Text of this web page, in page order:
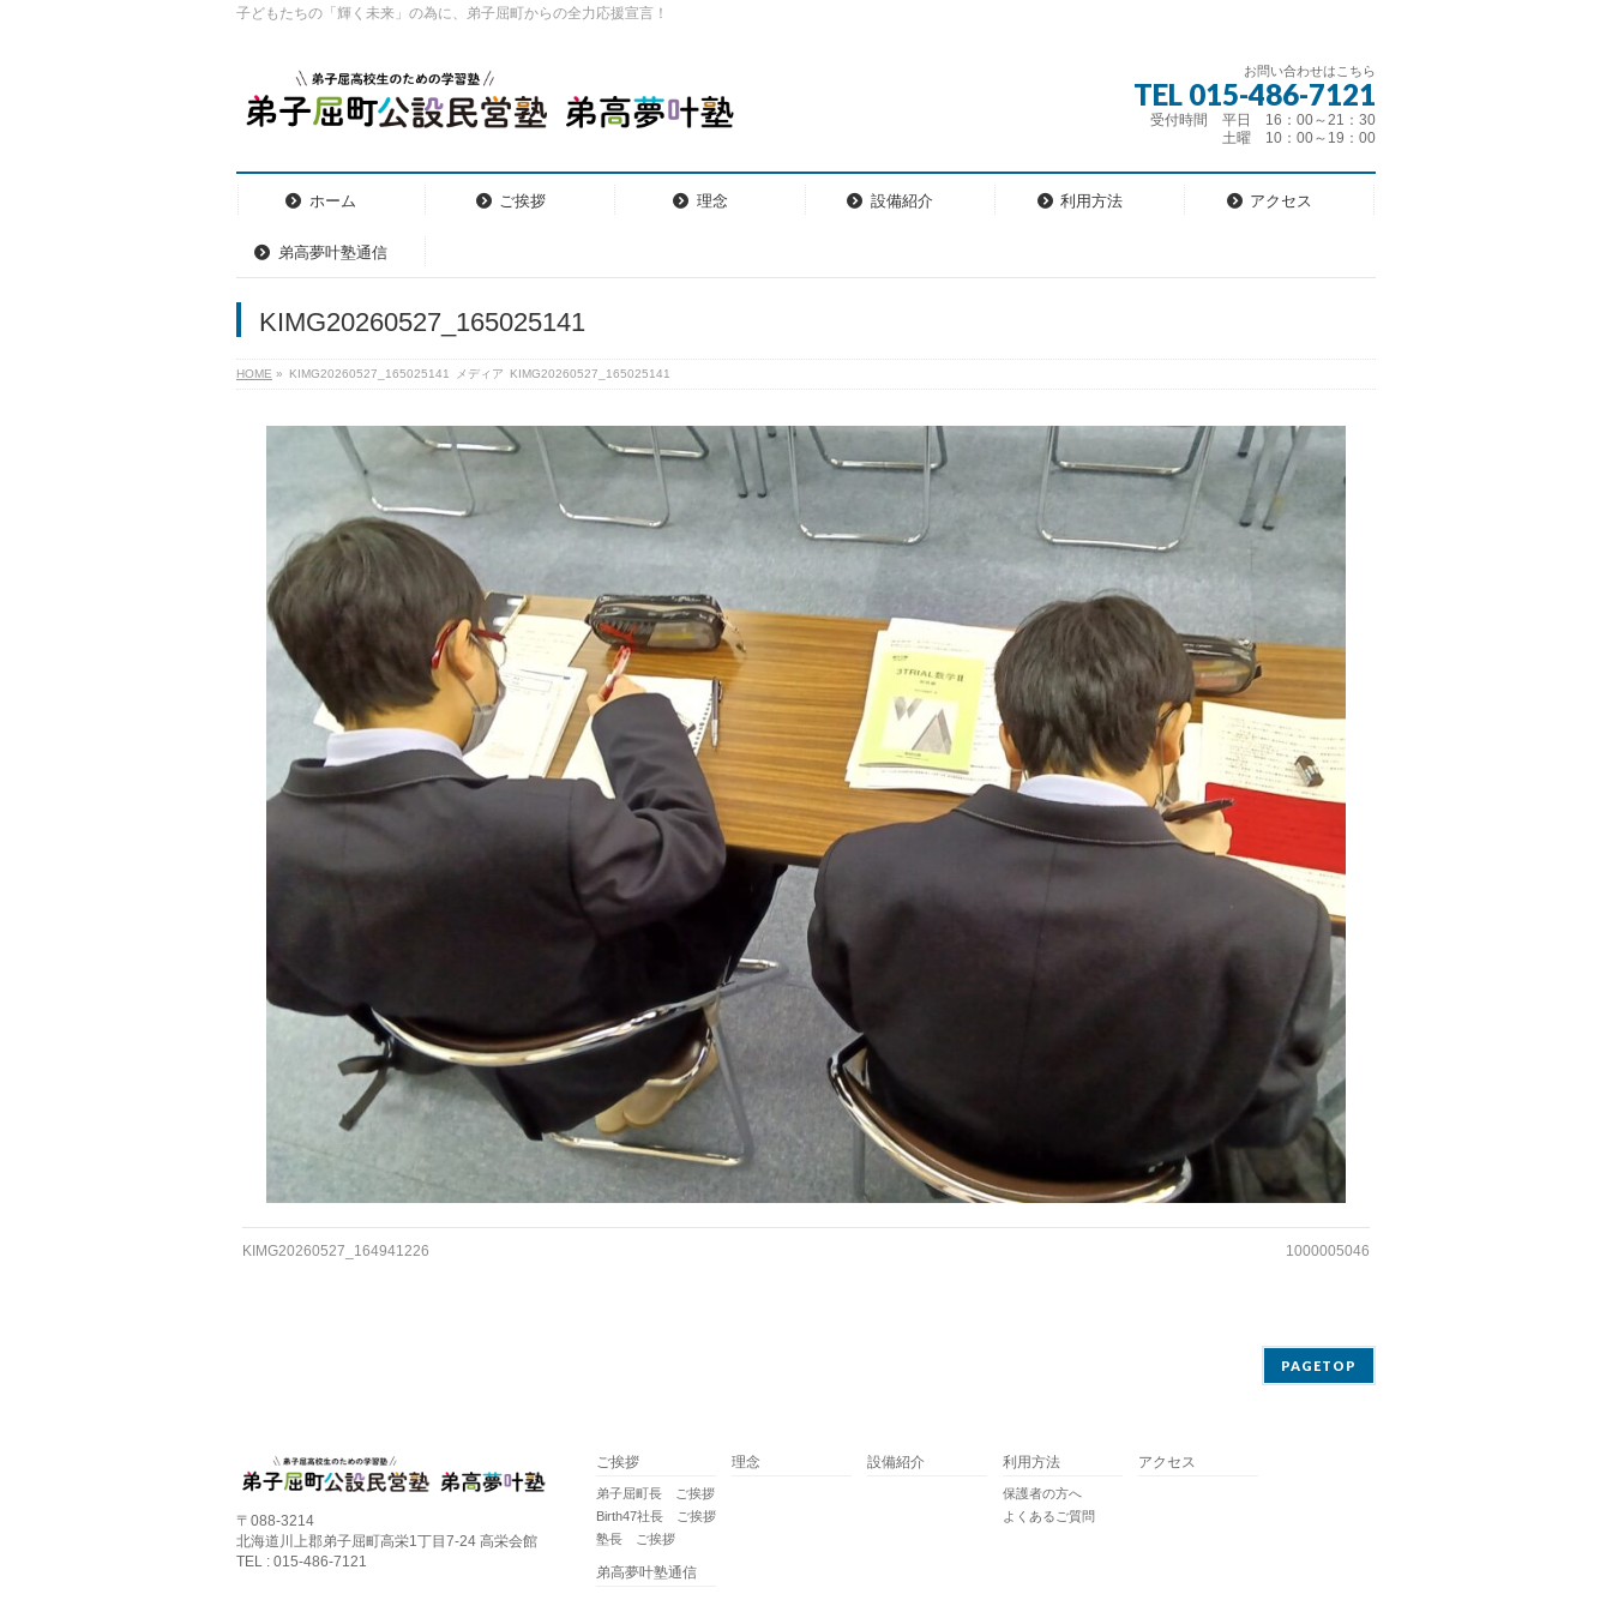
子どもたちの「輝く未来」の為に、弟子屈町からの全力応援宣言！
お問い合わせはこちら
TEL 015-486-7121
受付時間 平日 16：00～21：30
土曜 10：00～19：00
ホーム ご挨拶 理念 設備紹介 利用方法 アクセス
弟高夢叶塾通信
KIMG20260527_165025141
HOME » KIMG20260527_165025141 メディア KIMG20260527_165025141
KIMG20260527_164941226 1000005046
PAGETOP
〒088-3214
北海道川上郡弟子屈町高栄1丁目7-24 高栄会館
TEL : 015-486-7121
ご挨拶
弟子屈町長 ご挨拶
Birth47社長 ご挨拶
塾長 ご挨拶
理念 設備紹介 利用方法
保護者の方へ
よくあるご質問
アクセス
弟高夢叶塾通信